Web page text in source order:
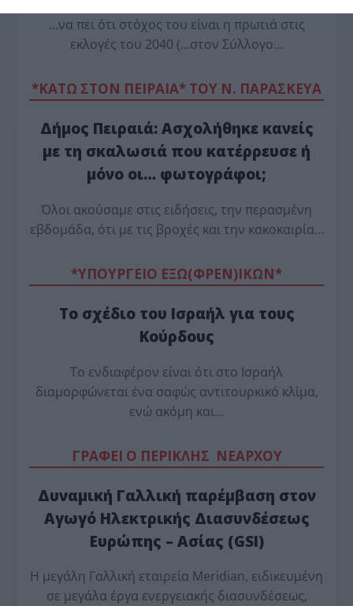
…να πει ότι στόχος του είναι η πρωτιά στις
εκλογές του 2040 (…στον Σύλλογο…
*ΚΑΤΩ ΣΤΟΝ ΠΕΙΡΑΙΑ* ΤΟΥ Ν. ΠΑΡΑΣΚΕΥΑ
Δήμος Πειραιά: Ασχολήθηκε κανείς
με τη σκαλωσιά που κατέρρευσε ή
μόνο οι… φωτογράφοι;
Όλοι ακούσαμε στις ειδήσεις, την περασμένη
εβδομάδα, ότι με τις βροχές και την κακοκαιρία…
*ΥΠΟΥΡΓΕΙΟ ΕΞΩ(ΦΡΕΝ)ΙΚΩΝ*
Το σχέδιο του Ισραήλ για τους
Κούρδους
Το ενδιαφέρον είναι ότι στο Ισραήλ
διαμορφώνεται ένα σαφώς αντιτουρκικό κλίμα,
ενώ ακόμη και…
ΓΡΑΦΕΙ Ο ΠΕΡΙΚΛΗΣ ΝΕΑΡΧΟΥ
Δυναμική Γαλλική παρέμβαση στον
Αγωγό Ηλεκτρικής Διασυνδέσεως
Ευρώπης – Ασίας (GSI)
Η μεγάλη Γαλλική εταιρεία Meridian, ειδικευμένη
σε μεγάλα έργα ενεργειακής διασυνδέσεως,